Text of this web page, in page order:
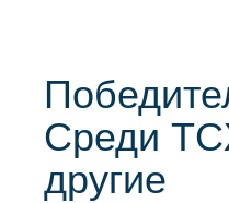
Среди
другие